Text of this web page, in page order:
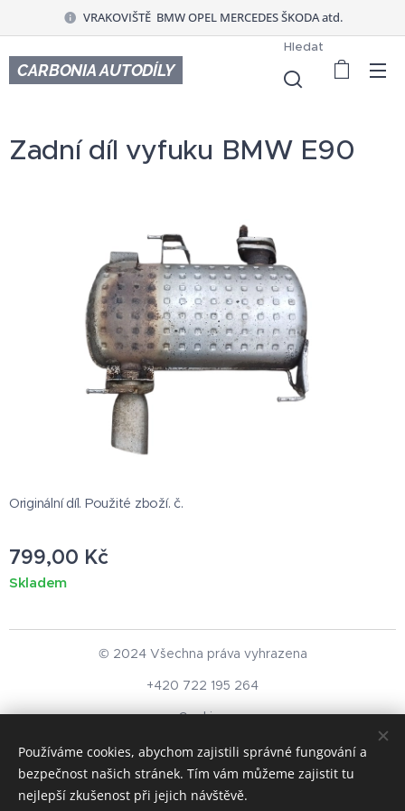
VRAKOVIŠTĚ BMW OPEL MERCEDES ŠKODA atd.
CARBONIA AUTODÍLY
Hledat
Zadní díl vyfuku BMW E90
Originální díl. Použité zboží. č.
799,00 Kč
Skladem
© 2024 Všechna práva vyhrazena
+420 722 195 264
Cookies
Měna
CZK Kč
EUR €
Používáme cookies, abychom zajistili správné fungování a
bezpečnost našich stránek. Tím vám můžeme zajistit tu
nejlepší zkušenost při jejich návštěvě.